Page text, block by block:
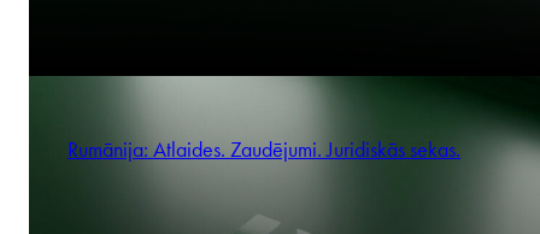
Rumānija: Atlaides. Zaudējumi. Juridiskās sekas.